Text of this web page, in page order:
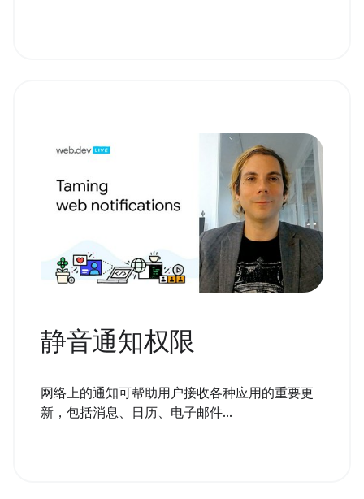
静音通知权限
网络上的通知可帮助用户接收各种应用的重要更
新，包括消息、日历、电子邮件...